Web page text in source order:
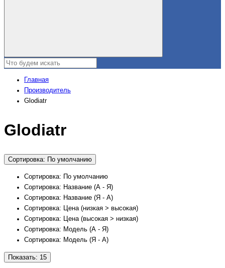
Главная
Производитель
Glodiatr
Glodiatr
Сортировка: По умолчанию
Сортировка: По умолчанию
Сортировка: Название (А - Я)
Сортировка: Название (Я - А)
Сортировка: Цена (низкая > высокая)
Сортировка: Цена (высокая > низкая)
Сортировка: Модель (А - Я)
Сортировка: Модель (Я - А)
Показать: 15